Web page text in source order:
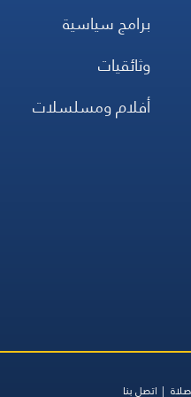
برامج سياسية
وثائقيات
أفلام ومسلسلات
اتصل بنا